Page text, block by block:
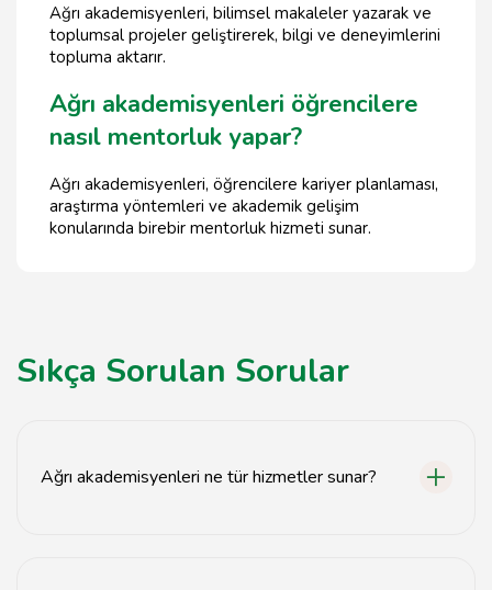
Ağrı akademisyenleri, bilimsel makaleler yazarak ve
toplumsal projeler geliştirerek, bilgi ve deneyimlerini
topluma aktarır.
Ağrı akademisyenleri öğrencilere
nasıl mentorluk yapar?
Ağrı akademisyenleri, öğrencilere kariyer planlaması,
araştırma yöntemleri ve akademik gelişim
konularında birebir mentorluk hizmeti sunar.
Sıkça Sorulan Sorular
Ağrı akademisyenleri ne tür hizmetler sunar?